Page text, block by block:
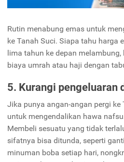
Rutin menabung emas untuk
ke Tanah Suci. Siapa tahu harga
lima tahun ke depan
biaya umrah atau haji dengan
5. Kurangi pengeluaran
Jika punya angan-angan pergi ke
untuk mengendalikan hawa
Membeli sesuatu yang tidak
sifatnya bisa ditunda, seperti ganti
minuman boba setiap hari,